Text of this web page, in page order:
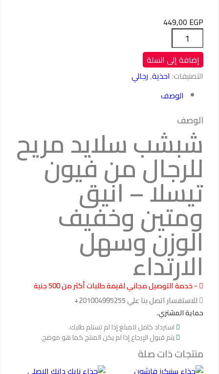
449,00 EGP
كمية
شبشب
سلايد
مريح
للرجال
من
تيسلا
-
انيق
ومتين
وخفيف
الوزن
وسهل
الارتداء
إضافة إلى السلة
التصنيفات: احذية,رجالي
الوصف
الوصف
شبشب سلايد مريح
للرجال من فيون
تيسلا – انيق
ومتين وخفيف
الوزن وسهل
الارتداء
- خدمة التوصيل مجاني لقيمة طلبات أكثر من 500 جنية
للاستفسار اتصل بنا علي 201004995255+
حماية المشتري.
استرداد كامل للمبلغ إذا لم تستلم طلبك.
يتم قبول الإرجاع إذا لم يكن المنتج كما هو موضح.
منتجات ذات صلة